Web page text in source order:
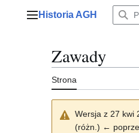
Menu główne
Historia AGH
Zawady
Strona
Wersja z 27 kwi
(różn.) ←